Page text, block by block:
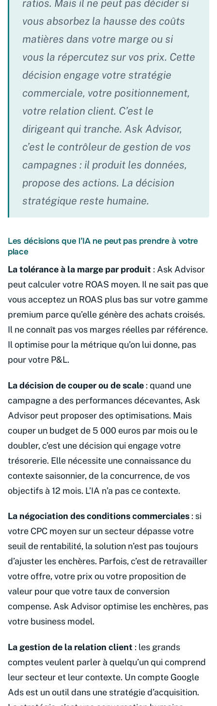
ratios. Mais il ne peut pas décider si
vous absorbez la hausse des coûts
matières dans votre marge ou si
vous la répercutez sur vos prix. Cette
décision engage votre stratégie
commerciale, votre positionnement,
votre relation client. C’est le
dirigeant qui tranche. Ask Advisor,
c’est le contrôleur de gestion de vos
campagnes : il produit les données,
propose des actions. La décision
stratégique reste humaine.
Les décisions que l’IA ne peut pas prendre à votre
place
La tolérance à la marge par produit : Ask Advisor
peut calculer votre ROAS moyen. Il ne sait pas que
vous acceptez un ROAS plus bas sur votre gamme
premium parce qu’elle génère des achats croisés.
Il ne connaît pas vos marges réelles par référence.
Il optimise pour la métrique qu’on lui donne, pas
pour votre P&L.
La décision de couper ou de scale : quand une
campagne a des performances décevantes, Ask
Advisor peut proposer des optimisations. Mais
couper un budget de 5 000 euros par mois ou le
doubler, c’est une décision qui engage votre
trésorerie. Elle nécessite une connaissance du
contexte saisonnier, de la concurrence, de vos
objectifs à 12 mois. L’IA n’a pas ce contexte.
La négociation des conditions commerciales : si
votre CPC moyen sur un secteur dépasse votre
seuil de rentabilité, la solution n’est pas toujours
d’ajuster les enchères. Parfois, c’est de retravailler
votre offre, votre prix ou votre proposition de
valeur pour que votre taux de conversion
compense. Ask Advisor optimise les enchères, pas
votre business model.
La gestion de la relation client : les grands
comptes veulent parler à quelqu’un qui comprend
leur secteur et leur contexte. Un compte Google
Ads est un outil dans une stratégie d’acquisition.